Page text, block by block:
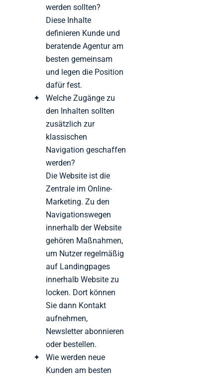
werden sollten?
Diese Inhalte
definieren Kunde und
beratende Agentur am
besten gemeinsam
und legen die Position
dafür fest.
Welche Zugänge zu
den Inhalten sollten
zusätzlich zur
klassischen
Navigation geschaffen
werden?
Die Website ist die
Zentrale im Online-
Marketing. Zu den
Navigationswegen
innerhalb der Website
gehören Maßnahmen,
um Nutzer regelmäßig
auf Landingpages
innerhalb Website zu
locken. Dort können
Sie dann Kontakt
aufnehmen,
Newsletter abonnieren
oder bestellen.
Wie werden neue
Kunden am besten